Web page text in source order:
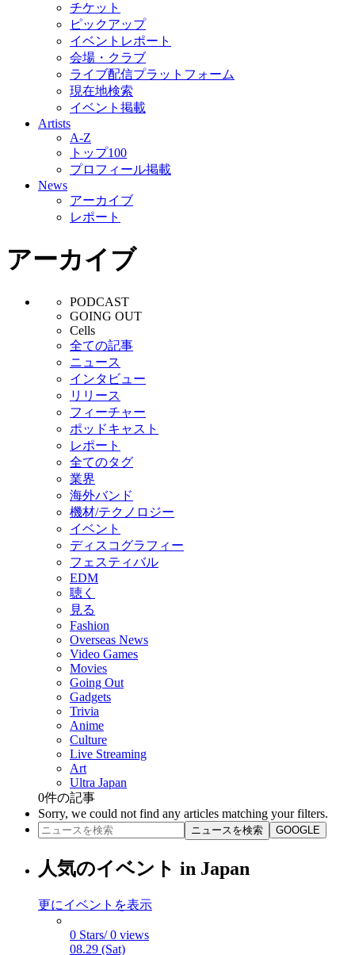
チケット
ピックアップ
イベントレポート
会場・クラブ
ライブ配信プラットフォーム
現在地検索
イベント掲載
Artists
A-Z
トップ100
プロフィール掲載
News
アーカイブ
レポート
アーカイブ
PODCAST
GOING OUT
Cells
全ての記事
ニュース
インタビュー
リリース
フィーチャー
ポッドキャスト
レポート
全てのタグ
業界
海外バンド
機材/テクノロジー
イベント
ディスコグラフィー
フェスティバル
EDM
聴く
見る
Fashion
Overseas News
Video Games
Movies
Going Out
Gadgets
Trivia
Anime
Culture
Live Streaming
Art
Ultra Japan
0件の記事
Sorry, we could not find any articles matching your filters.
ニュースを検索 GOOGLE
人気のイベント in Japan
更にイベントを表示
0 Stars/ 0 views
08.29 (Sat)